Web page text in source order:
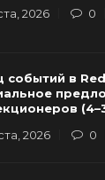
провели
Rockstar
181
2026
0
событий в
2026
0